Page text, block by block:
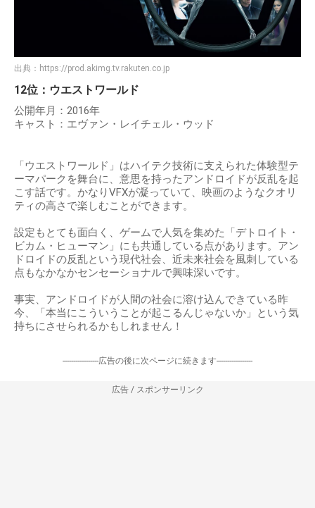
出典： https://prod.akimg.tv.rakuten.co.jp
12位：ウエストワールド
公開年月：2016年
キャスト：エヴァン・レイチェル・ウッド
「ウエストワールド」はハイテク技術に支えられた体験型テ
ーマパークを舞台に、意思を持ったアンドロイドが反乱を起
こす話です。かなりVFXが凝っていて、映画のようなクオリ
ティの高さで楽しむことができます。
設定もとても面白く、ゲームで人気を集めた「デトロイト・
ビカム・ヒューマン」にも共通している点があります。アン
ドロイドの反乱という現代社会、近未来社会を風刺している
点もなかなかセンセーショナルで興味深いです。
事実、アンドロイドが人間の社会に溶け込んできている昨
今、「本当にこういうことが起こるんじゃないか」という気
持ちにさせられるかもしれません！
-----------------広告の後に次ページに続きます-----------------
広告 / スポンサーリンク